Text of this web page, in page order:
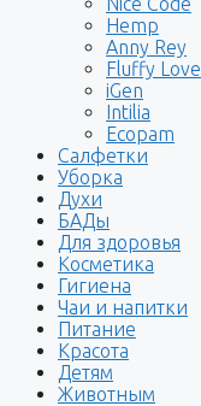
Hemp
Anny Rey
Fluffy Love
iGen
Intilia
Ecopam
Салфетки
Уборка
Духи
БАДы
Для здоровья
Косметика
Гигиена
Чаи и напитки
Питание
Красота
Детям
Животным